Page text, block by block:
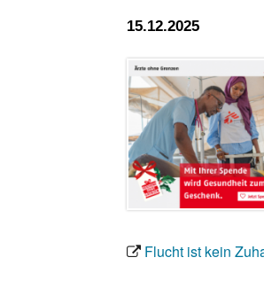
15.12.2025
Flucht ist kein